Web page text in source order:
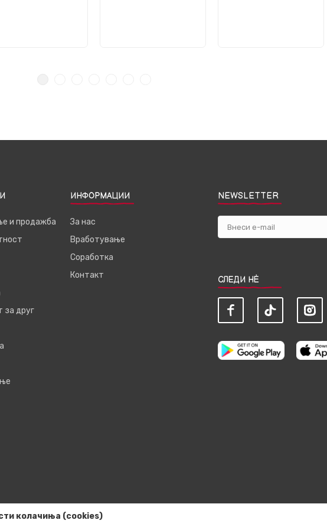
и продажба
за друг
ИНФОРМАЦИИ
За нас
Вработување
Соработка
Контакт
NEWSLETTER
СЛЕДИ НЀ
колачиња (cookies)